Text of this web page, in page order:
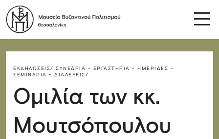
ΕΚΔΗΛΏΣΕΙΣ/ ΣΥΝΈΔΡΙΑ – ΕΡΓΑΣΤΉΡΙΑ - ΗΜΕΡΊΔΕΣ -
ΣΕΜΙΝΆΡΙΑ - ΔΙΑΛΈΞΕΙΣ/
Ομιλία των κκ.
Μουτσόπουλου